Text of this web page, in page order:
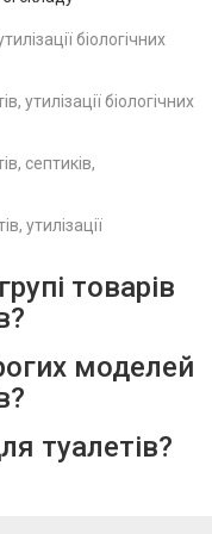
з активними
вигляді в пляшці
туалету в Україні в
Менеджер
ефективністю
покупців
біологічних
утилізації біологічних
септиків,
утилізації
товарів
моделей
туалетів?